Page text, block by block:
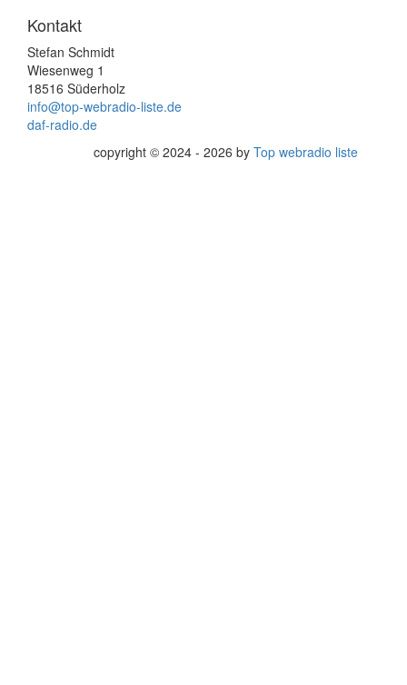
Kontakt
Stefan Schmidt
Wiesenweg 1
18516 Süderholz
info@top-webradio-liste.de
daf-radio.de
copyright © 2024 - 2026 by Top webradio liste